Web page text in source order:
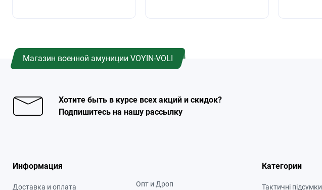
Магазин военной амуниции VOYIN-VOLI
Хотите быть в курсе всех акций и скидок?
Подпишитесь на нашу рассылку
Информация
Доставка и оплата
Опт и Дроп
Категории
Тактичні підсумки